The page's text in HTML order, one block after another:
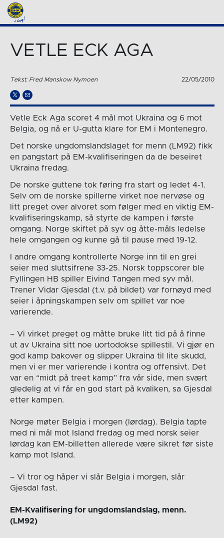
VETLE ECK AGA
Tekst: Fred Manskow Nymoen 22/05/2010
Vetle Eck Aga scoret 4 mål mot Ukraina og 6 mot
Belgia, og nå er U-gutta klare for EM i Montenegro.
Det norske ungdomslandslaget for menn (LM92) fikk
en pangstart på EM-kvalifiseringen da de beseiret
Ukraina fredag.
De norske guttene tok føring fra start og ledet 4-1.
Selv om de norske spillerne virket noe nervøse og
litt preget over alvoret som følger med en viktig EM-
kvalifiseringskamp, så styrte de kampen i første
omgang. Norge skiftet på syv og åtte-måls ledelse
hele omgangen og kunne gå til pause med 19-12.
I andre omgang kontrollerte Norge inn til en grei
seier med sluttsifrene 33-25. Norsk toppscorer ble
Fyllingen HB spiller Eivind Tangen med syv mål.
Trener Vidar Gjesdal (t.v. på bildet) var fornøyd med
seier i åpningskampen selv om spillet var noe
varierende.
– Vi virket preget og måtte bruke litt tid på å finne
ut av Ukraina sitt noe uortodokse spillestil. Vi gjør en
god kamp bakover og slipper Ukraina til lite skudd,
men vi er mer varierende i kontra og offensivt. Det
var en “midt på treet kamp” fra vår side, men svært
gledelig at vi får en god start på kvaliken, sa Gjesdal
etter kampen.
Norge møter Belgia i morgen (lørdag). Belgia tapte
med ni mål mot Island fredag og med norsk seier
lørdag kan EM-billetten allerede være sikret før siste
kamp mot Island.
– Vi tror og håper vi slår Belgia i morgen, slår
Gjesdal fast.
EM-Kvalifisering for ungdomslandslag, menn.
(LM92)